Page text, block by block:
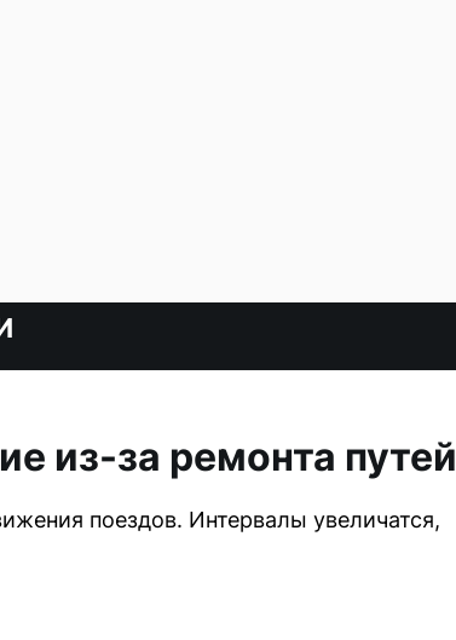
из-за ремонта путей
поездов. Интервалы увеличатся,